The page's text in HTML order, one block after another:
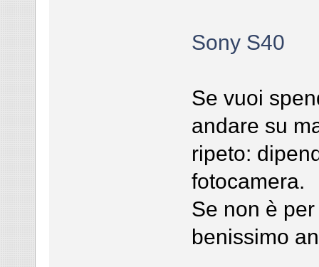
Sony S40
Se vuoi
andare su
ripeto:
fotocamera.
Se non è
benissimo